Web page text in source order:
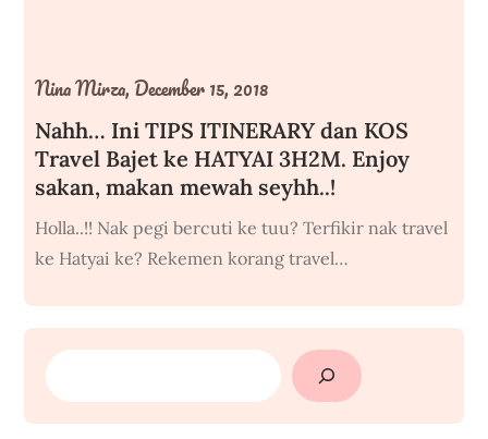
Nahh… Ini TIPS ITINERARY dan KOS
Travel Bajet ke HATYAI 3H2M. Enjoy
sakan, makan mewah seyhh..!
Nina Mirza,December 15, 2018
Holla..!! Nak pegi bercuti ke tuu? Terfikir nak travel
ke Hatyai ke? Rekemen korang travel…
SEARCH